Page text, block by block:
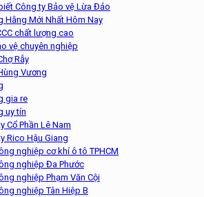
Công ty Bảo vệ Lừa Đảo
Hằng Mới Nhất Hôm Nay
chất lượng cao
vệ chuyên nghiệp
Rẫy
Vương
gia re
uy tín
Cổ Phần Lê Nam
Rico Hậu Giang
nghiệp cơ khí ô tô TPHCM
nghiệp Đa Phước
nghiệp Phạm Văn Cội
nghiệp Tân Hiệp B